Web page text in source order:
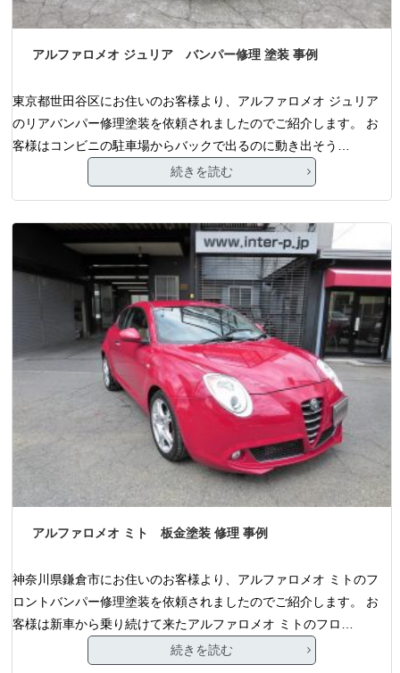
アルファロメオ ジュリア バンパー修理 塗装 事例
東京都世田谷区にお住いのお客様より、アルファロメオ ジュリア
のリアバンパー修理塗装を依頼されましたのでご紹介します。 お
客様はコンビニの駐車場からバックで出るのに動き出そう…
続きを読む
アルファロメオ ミト 板金塗装 修理 事例
神奈川県鎌倉市にお住いのお客様より、アルファロメオ ミトのフ
ロントバンパー修理塗装を依頼されましたのでご紹介します。 お
客様は新車から乗り続けて来たアルファロメオ ミトのフロ…
続きを読む